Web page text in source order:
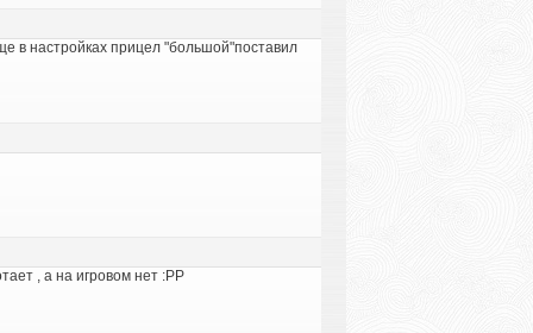
в настройках прицел "большой"поставил
, а на игровом нет :РР